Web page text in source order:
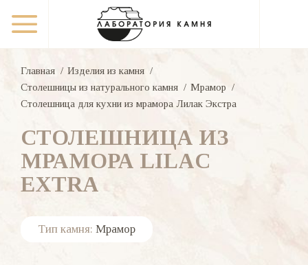
Главная
Изделия из камня
Столешницы из натурального камня
Мрамор
Столешница для кухни из мрамора Лилак Экстра
СТОЛЕШНИЦА ИЗ
МРАМОРА LILAC
EXTRA
Тип камня: Мрамор